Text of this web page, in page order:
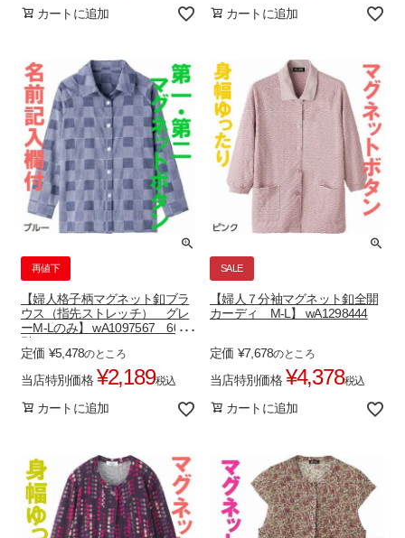
カートに追加 カートに追加
再値下
【婦人格子柄マグネット釦ブラ
ウス（指先ストレッチ） グレ
ーM-Lのみ】 wA1097567 60％
引き
定価 ¥5,478のところ
当店特別価格 ¥2,189税込
カートに追加
SALE
【婦人７分袖マグネット釦全開
カーディ M-L】 wA1298444
定価 ¥7,678のところ
当店特別価格 ¥4,378税込
カートに追加